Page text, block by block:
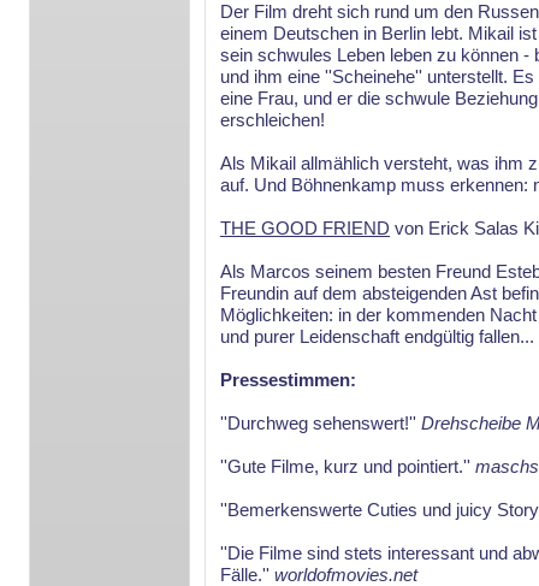
Der Film dreht sich rund um den
einem Deutschen in Berlin lebt. Mikail
sein schwules Leben leben zu können
und ihm eine ''Scheinehe'' unterstellt.
eine Frau, und er die schwule
erschleichen!
Als Mikail allmählich versteht, was ihm
auf. Und Böhnenkamp muss erkennen:
THE GOOD FRIEND von Erick Salas
Als Marcos seinem besten Freund
Freundin auf dem absteigenden Ast
Möglichkeiten: in der kommenden
und purer Leidenschaft endgültig fallen...
Pressestimmen:
''Durchweg sehenswert!'' Drehscheibe
''Gute Filme, kurz und pointiert.''
''Bemerkenswerte Cuties und juicy
''Die Filme sind stets interessant und
Fälle.'' worldofmovies.net